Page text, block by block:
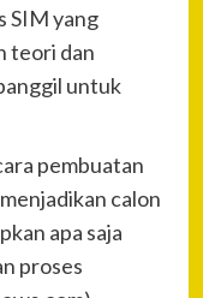
SIM yang
teori dan
untuk
pembuatan
calon
apa saja
proses